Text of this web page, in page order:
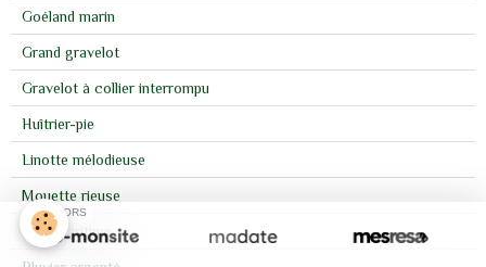
Goéland marin
Grand gravelot
Gravelot à collier interrompu
Huîtrier-pie
Linotte mélodieuse
Mouette rieuse
Pipit maritime
SPONSORS